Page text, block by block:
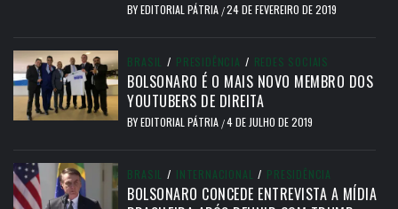
BYEDITORIAL PÁTRIA /24 DE FEVEREIRO DE 2019
BRASIL / PRESIDÊNCIA / REDES SOCIAIS
BOLSONARO É O MAIS NOVO MEMBRO DOS
YOUTUBERS DE DIREITA
BYEDITORIAL PÁTRIA /4 DE JULHO DE 2019
BRASIL / INTERNACIONAL / PRESIDÊNCIA
BOLSONARO CONCEDE ENTREVISTA A MÍDIA